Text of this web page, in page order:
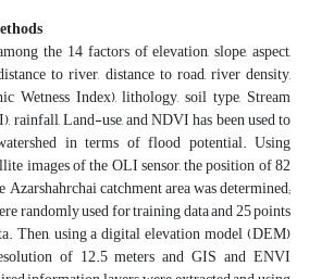
the 14 factors of elevation, slope, aspect,
to river, distance to road, river density,
Wetness Index), lithology, soil type, Stream
rainfall, Land-use, and NDVI has been used to
in terms of flood potential. Using
images of the OLI sensor, the position of 82
catchment area was determined;
randomly used for training data and 25 points
Then, using a digital elevation model (DEM)
of 12.5 meters and GIS and ENVI